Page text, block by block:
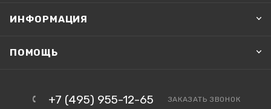
ИНФОРМАЦИЯ
ПОМОЩЬ
+7 (495) 955-12-65 ЗАКАЗАТЬ ЗВОНОК